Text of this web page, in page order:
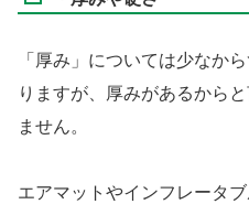
「厚み」については少なか
りますが、厚みがあるから
ません。
エアマットやインフレータ